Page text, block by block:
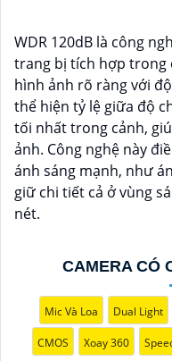
báo giả mạo. Ngoài ra,
nét trong điều kiện
Starlight và các tính
giám sát và bảo vệ an
WDR 120dB là công
trang bị tích hợp trong
hình ảnh rõ ràng với
thể hiện tỷ lệ giữa độ
tối nhất trong cảnh,
ảnh. Công nghệ này
ánh sáng mạnh, như
giữ chi tiết cả ở vùng
nét.
CAMERA CÓ
Mic Và Loa Dual Light
CMOS Xoay 360